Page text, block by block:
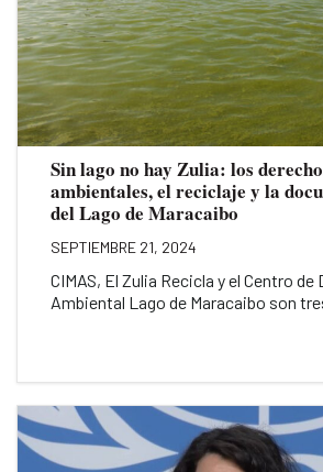
Sin lago no hay Zulia: los
ambientales, el reciclaje y la
del Lago de Maracaibo
SEPTIEMBRE 21, 2024
CIMAS, El Zulia Recicla y el Centro
Ambiental Lago de Maracaibo son